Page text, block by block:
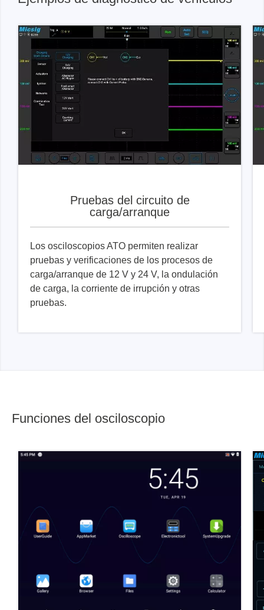
Pruebas del circuito de
carga/arranque
Los osciloscopios ATO permiten realizar
pruebas y verificaciones de los procesos de
carga/arranque de 12 V y 24 V, la ondulación
de carga, la corriente de irrupción y otras
pruebas.
Funciones del osciloscopio